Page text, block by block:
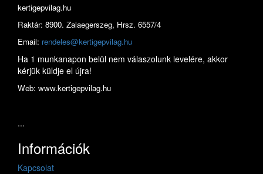
kertigepvilag.hu
Raktár: 8900. Zalaegerszeg, Hrsz. 6557/4
Email: rendeles@kertigepvilag.hu
Ha 1 munkanapon belül nem válaszolunk levelére, akkor
kérjük küldje el újra!
Web: www.kertigepvilag.hu
...
Információk
Kapcsolat